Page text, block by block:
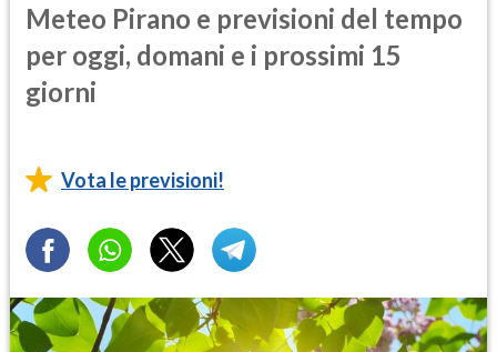
Meteo Pirano e previsioni del tempo
per oggi, domani e i prossimi 15
giorni
Vota le previsioni!